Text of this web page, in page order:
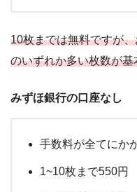
10枚までは無料ですが
のいずれか多い枚数が
みずほ銀行の口座なし
手数料が全てにか
1~10枚まで550円